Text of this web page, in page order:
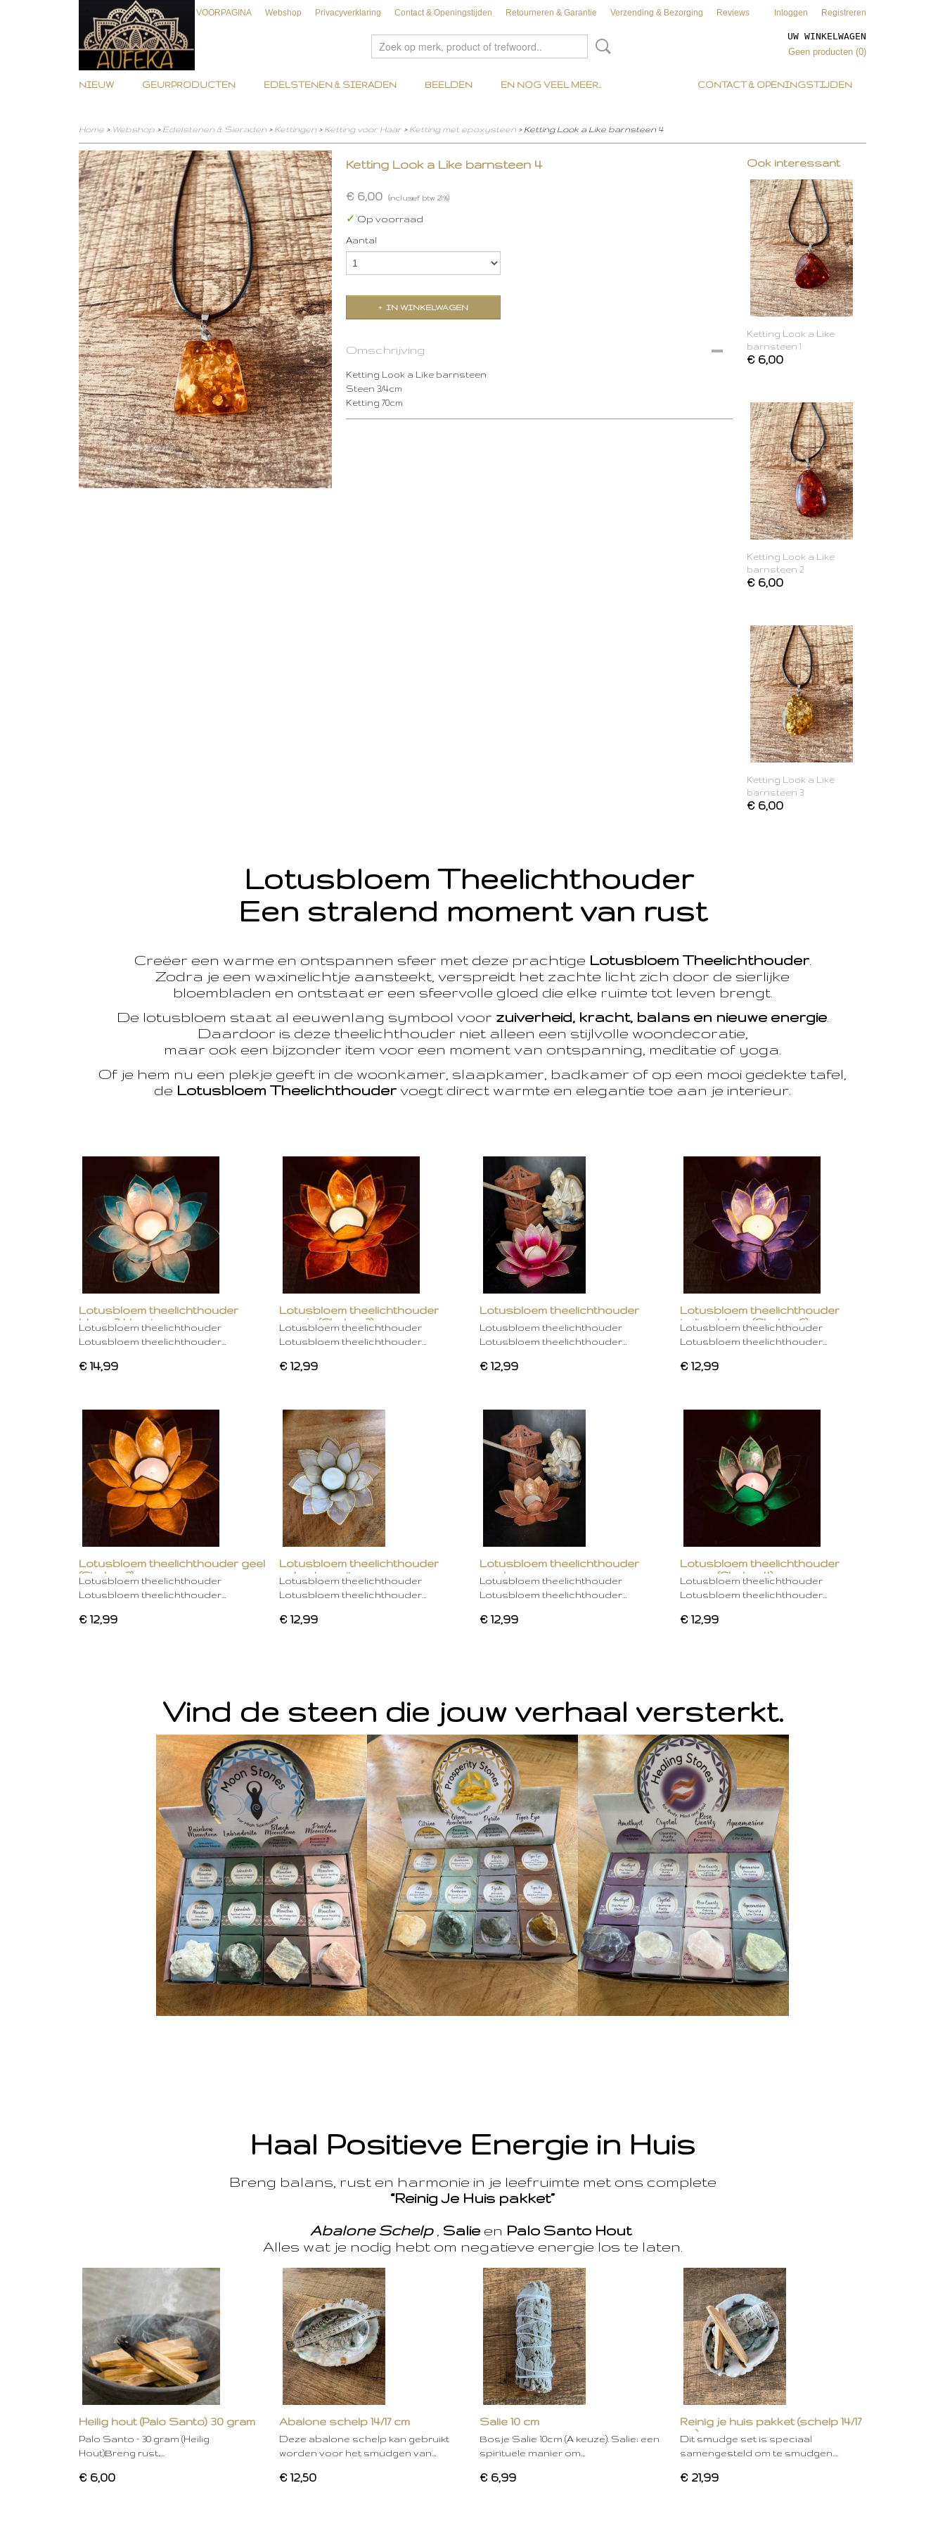
VOORPAGINA Webshop Privacyverklaring Contact & Openingstijden Retourneren & Garantie Verzending & Bezorging Reviews Inloggen Registreren
UW WINKELWAGEN
Geen producten (0)
CONTACT & OPENINGSTIJDEN
NIEUW GEURPRODUCTEN EDELSTENEN & SIERADEN BEELDEN EN NOG VEEL MEER..
Home > Webshop > Edelstenen & Sieraden > Kettingen > Ketting voor Haar > Ketting met epoxysteen > Ketting Look a Like barnsteen 4
Ketting Look a Like barnsteen 4
€ 6,00 (inclusief btw 21%)
✓ Op voorraad
Aantal
IN WINKELWAGEN
Omschrijving
Ketting Look a Like barnsteen
Steen 3/4cm
Ketting 70cm
Ook interessant
Ketting Look a Like
barnsteen 1
€ 6,00
Ketting Look a Like
barnsteen 2
€ 6,00
Ketting Look a Like
barnsteen 3
€ 6,00
Lotusbloem Theelichthouder
Een stralend moment van rust
Creëer een warme en ontspannen sfeer met deze prachtige Lotusbloem Theelichthouder.
Zodra je een waxinelichtje aansteekt, verspreidt het zachte licht zich door de sierlijke
bloembladen en ontstaat er een sfeervolle gloed die elke ruimte tot leven brengt.
De lotusbloem staat al eeuwenlang symbool voor zuiverheid, kracht, balans en nieuwe energie.
Daardoor is deze theelichthouder niet alleen een stijlvolle woondecoratie,
maar ook een bijzonder item voor een moment van ontspanning, meditatie of yoga.
Of je hem nu een plekje geeft in de woonkamer, slaapkamer, badkamer of op een mooi gedekte tafel,
de Lotusbloem Theelichthouder voegt direct warmte en elegantie toe aan je interieur.
Lotusbloem theelichthouder
blauw 2 kleurig
Lotusbloem theelichthouder
Lotusbloem theelichthouder…
€ 14,99
Lotusbloem theelichthouder
oranje (Chakra 2)
Lotusbloem theelichthouder
Lotusbloem theelichthouder…
€ 12,99
Lotusbloem theelichthouder
rose
Lotusbloem theelichthouder
Lotusbloem theelichthouder…
€ 12,99
Lotusbloem theelichthouder
indigo blauw (Chakra 6)
Lotusbloem theelichthouder
Lotusbloem theelichthouder…
€ 12,99
Lotusbloem theelichthouder geel
(Chakra 3)
Lotusbloem theelichthouder
Lotusbloem theelichthouder…
€ 12,99
Lotusbloem theelichthouder
gebroken wit
Lotusbloem theelichthouder
Lotusbloem theelichthouder…
€ 12,99
Lotusbloem theelichthouder
mocha
Lotusbloem theelichthouder
Lotusbloem theelichthouder…
€ 12,99
Lotusbloem theelichthouder
groen (Chakra 4)
Lotusbloem theelichthouder
Lotusbloem theelichthouder…
€ 12,99
Vind de steen die jouw verhaal versterkt.
Haal Positieve Energie in Huis
Breng balans, rust en harmonie in je leefruimte met ons complete
“Reinig Je Huis pakket”
Abalone Schelp, Salie en Palo Santo Hout
Alles wat je nodig hebt om negatieve energie los te laten.
Heilig hout (Palo Santo) 30 gram
Palo Santo – 30 gram (Heilig
Hout)Breng rust,…
€ 6,00
Abalone schelp 14/17 cm
Deze abalone schelp kan gebruikt
worden voor het smudgen van…
€ 12,50
Salie 10 cm
Bosje Salie 10cm (A keuze). Salie: een
spirituele manier om…
€ 6,99
Reinig je huis pakket (schelp 14/17
cm)
Dit smudge set is speciaal
samengesteld om te smudgen.…
€ 21,99